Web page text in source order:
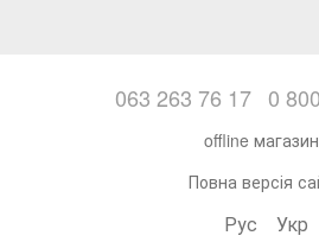
063 263 76 17 0
offline
Повна версія
Рус Укр